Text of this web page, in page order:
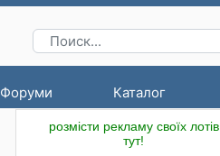
Форуми Каталог
розмісти рекламу своїх лотів
тут!